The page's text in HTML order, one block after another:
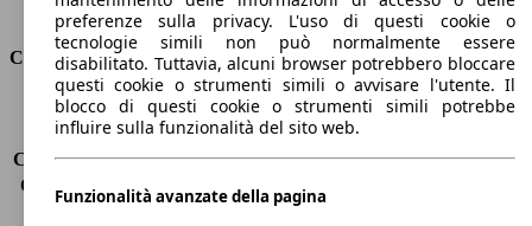
Volume del bagagliaio
145 - 1461 l
Consumi
Emissioni di CO2*
194 g/km (komb.)
Consumo (urbano)
9.6 l/100km
Consumo (extra-urbano) 6.0 l/100km
Consumo (combinato)*
7.3 l/100km
preferenze sulla privacy. L'uso di questi cookie o
tecnologie simili non può normalmente essere
disabilitato. Tuttavia, alcuni browser potrebbero bloccare
questi cookie o strumenti simili o avvisare l'utente. Il
blocco di questi cookie o strumenti simili potrebbe
influire sulla funzionalità del sito web.
Funzionalità avanzate della pagina